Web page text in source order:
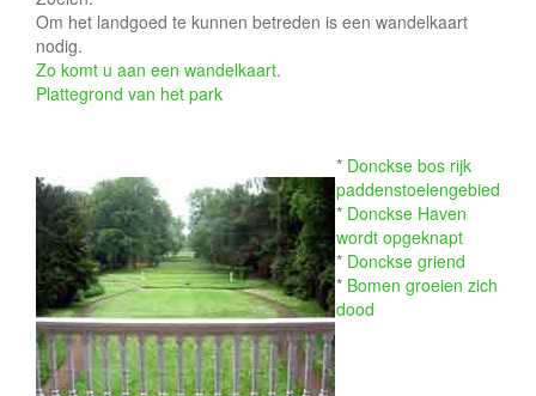
Om het landgoed te kunnen betreden is een wandelkaart
nodig.
Zo komt u aan een wandelkaart.
Plattegrond van het park
* Donckse bos rijk
paddenstoelengebied
* Donckse Haven
wordt opgeknapt
* Donckse griend
* Bomen groeien zich
dood